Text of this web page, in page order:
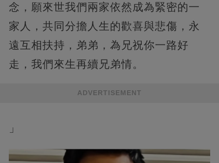
念，願來世我們兩家依然成為緊密的一
家人，共同分擔人生的歡喜與悲傷，永
遠互相扶持，弟弟，為兄祝你一路好
走，我們來生再續兄弟情。
ADVERTISEMENT
」